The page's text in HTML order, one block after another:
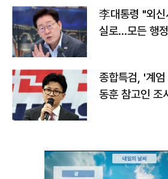
李대통령 "외
실로…모든 행
종합특검, '계
동훈 참고인 조